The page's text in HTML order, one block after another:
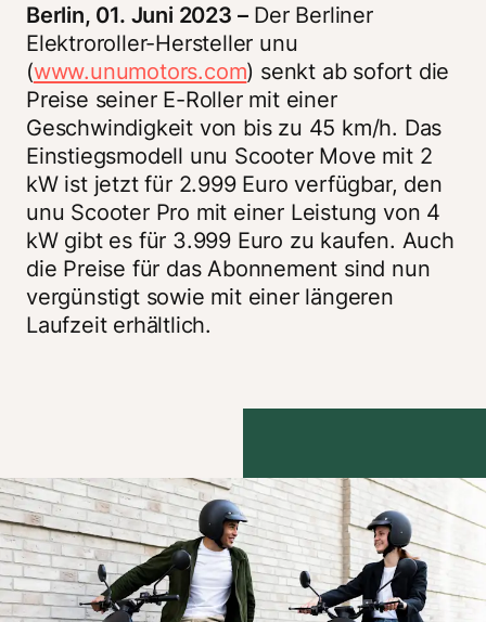
Berlin, 01. Juni 2023 – Der Berliner
Elektroroller-Hersteller unu
(www.unumotors.com) senkt ab sofort die
Preise seiner E-Roller mit einer
Geschwindigkeit von bis zu 45 km/h. Das
Einstiegsmodell unu Scooter Move mit 2
kW ist jetzt für 2.999 Euro verfügbar, den
unu Scooter Pro mit einer Leistung von 4
kW gibt es für 3.999 Euro zu kaufen. Auch
die Preise für das Abonnement sind nun
vergünstigt sowie mit einer längeren
Laufzeit erhältlich.